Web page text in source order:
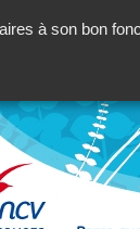
à son bon